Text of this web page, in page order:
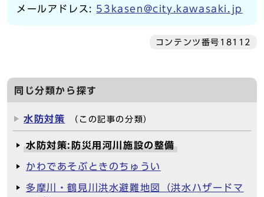
メールアドレス: 53kasen@city.kawasaki.jp
コンテンツ番号18112
同じ分類から探す
水防対策 （この記事の分類）
水防対策:防災用河川施設の整備
かわであそぶときのちゅうい
多摩川・鶴見川洪水避難地図（洪水ハザードマ